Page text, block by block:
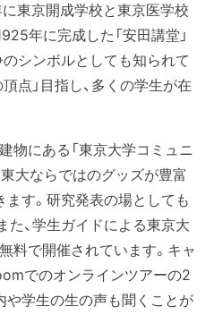
に東京開成学校と東京医学校
年に完成した「安田講堂」
シンボルとしても知られて
点」目指し、多くの学生が在
物にある「東京大学コミュニ
大ならではのグッズが豊富
ます。研究発表の場としても
た、学生ガイドによる東京大
料で開催されています。キャ
でのオンラインツアーの2
や学生の生の声も聞くことが